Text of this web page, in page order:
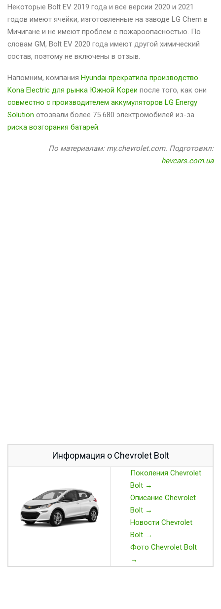
Некоторые Bolt EV 2019 года и все версии 2020 и 2021
годов имеют ячейки, изготовленные на заводе LG Chem в
Мичигане и не имеют проблем с пожароопасностью. По
словам GM, Bolt EV 2020 года имеют другой химический
состав, поэтому не включены в отзыв.
Напомним, компания Hyundai прекратила производство
Kona Electric для рынка Южной Кореи после того, как они
совместно с производителем аккумуляторов LG Energy
Solution отозвали более 75 680 электромобилей из-за
риска возгорания батарей.
По материалам: my.chevrolet.com. Подготовил:
hevcars.com.ua
Информация о Chevrolet Bolt
Поколения Chevrolet
Bolt →
Описание Chevrolet
Bolt →
Новости Chevrolet
Bolt →
Фото Chevrolet Bolt
→